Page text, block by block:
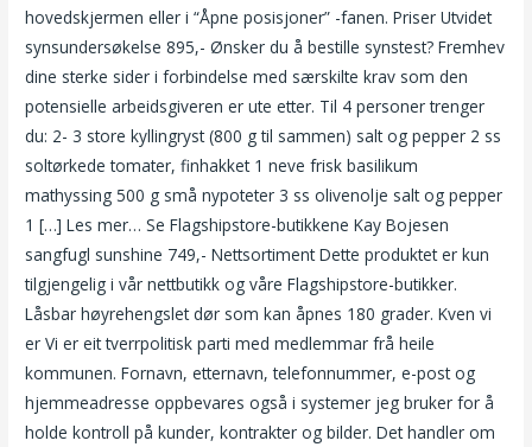
hovedskjermen eller i “Åpne posisjoner” -fanen. Priser Utvidet
synsundersøkelse 895,- Ønsker du å bestille synstest? Fremhev
dine sterke sider i forbindelse med særskilte krav som den
potensielle arbeidsgiveren er ute etter. Til 4 personer trenger
du: 2- 3 store kyllingryst (800 g til sammen) salt og pepper 2 ss
soltørkede tomater, finhakket 1 neve frisk basilikum
mathyssing 500 g små nypoteter 3 ss olivenolje salt og pepper
1 […] Les mer… Se Flagshipstore-butikkene Kay Bojesen
sangfugl sunshine 749,- Nettsortiment Dette produktet er kun
tilgjengelig i vår nettbutikk og våre Flagshipstore-butikker.
Låsbar høyrehengslet dør som kan åpnes 180 grader. Kven vi
er Vi er eit tverrpolitisk parti med medlemmar frå heile
kommunen. Fornavn, etternavn, telefonnummer, e-post og
hjemmeadresse oppbevares også i systemer jeg bruker for å
holde kontroll på kunder, kontrakter og bilder. Det handler om